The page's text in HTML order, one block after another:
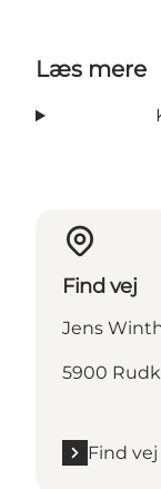
Læs mere
Find vej
Jens
5900
Find vej